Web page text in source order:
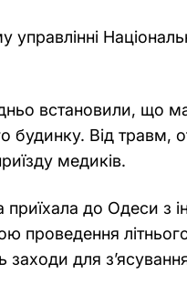
управлінні
встановили, що
будинку. Від травм,
медиків.
до Одеси з
проведення
заходи для